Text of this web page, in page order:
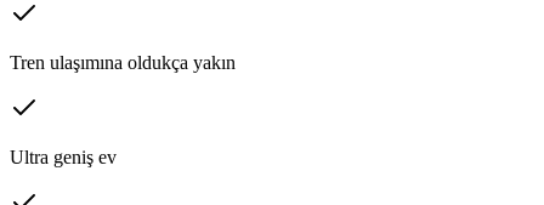
Tren ulaşımına oldukça yakın
Ultra geniş ev